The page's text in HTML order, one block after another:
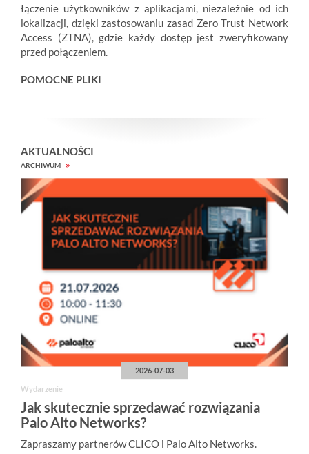
łączenie użytkowników z aplikacjami, niezależnie od ich
lokalizacji, dzięki zastosowaniu zasad Zero Trust Network
Access (ZTNA), gdzie każdy dostęp jest zweryfikowany
przed połączeniem.
POMOCNE PLIKI
AKTUALNOŚCI
ARCHIWUM
2026-07-03
Wydarzenie
Jak skutecznie sprzedawać rozwiązania
Palo Alto Networks?
Zapraszamy partnerów CLICO i Palo Alto Networks.